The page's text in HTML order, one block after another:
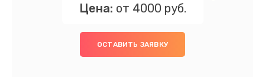
Цена: от 4000 руб.
ОСТАВИТЬ ЗАЯВКУ